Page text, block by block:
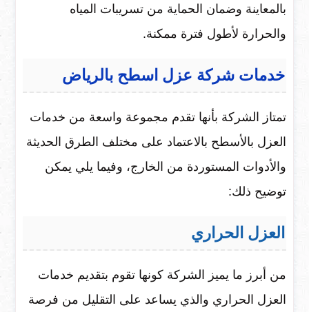
بالمعاينة وضمان الحماية من تسريبات المياه
والحرارة لأطول فترة ممكنة.
خدمات شركة عزل اسطح بالرياض
تمتاز الشركة بأنها تقدم مجموعة واسعة من خدمات
العزل بالأسطح بالاعتماد على مختلف الطرق الحديثة
والأدوات المستوردة من الخارج، وفيما يلي يمكن
توضيح ذلك:
العزل الحراري
من أبرز ما يميز الشركة كونها تقوم بتقديم خدمات
العزل الحراري والذي يساعد على التقليل من فرصة